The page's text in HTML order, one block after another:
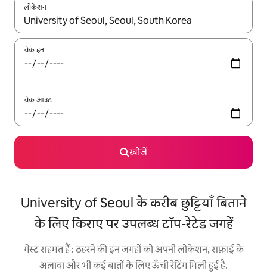
लोकेशन
नतीजों के उपलब्ध होने पर, अप और डाउन 'ऐरो की' का इस्तेमाल करके नेविगेट
चेक इन
चेक आउट
खोजें
University of Seoul के करीब छुट्टियाँ बिताने
के लिए किराए पर उपलब्ध टॉप-रेटेड जगहें
गेस्ट सहमत हैं : ठहरने की इन जगहों को अपनी लोकेशन, सफ़ाई के
अलावा और भी कई बातों के लिए ऊँची रेटिंग मिली हुई है.